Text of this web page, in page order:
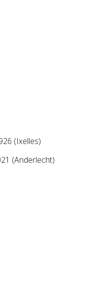
(Ixelles)
(Anderlecht)